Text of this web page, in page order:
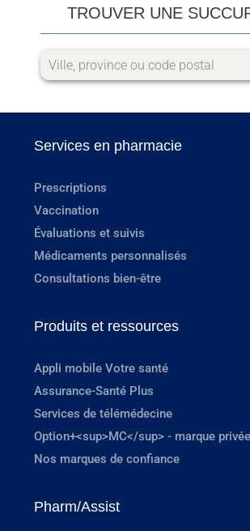
TROUVER UNE
Services en pharmacie
Prescriptions
Vaccination
Évaluations et suivis
Médicaments personnalisés
Consultations bien-être
Produits et ressources
Appli mobile Votre santé
Assurance-Santé Plus
Services de télémédecine
Option+<sup>MC</sup> - marque privée
Nos marques de confiance
Pharm/Assist